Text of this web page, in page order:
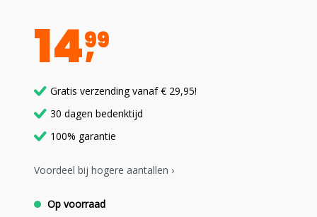
1499
Gratis verzending vanaf € 29,95!
30 dagen bedenktijd
100% garantie
Voordeel bij hogere aantallen ›
Op voorraad